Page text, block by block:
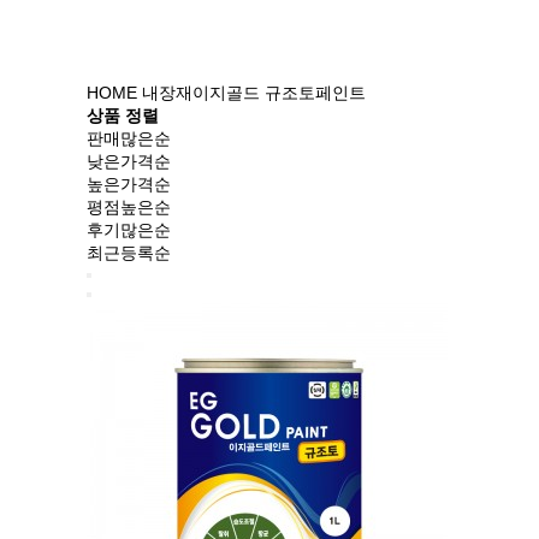
HOME 내장재이지골드 규조토페인트
상품 정렬
판매많은순
낮은가격순
높은가격순
평점높은순
후기많은순
최근등록순